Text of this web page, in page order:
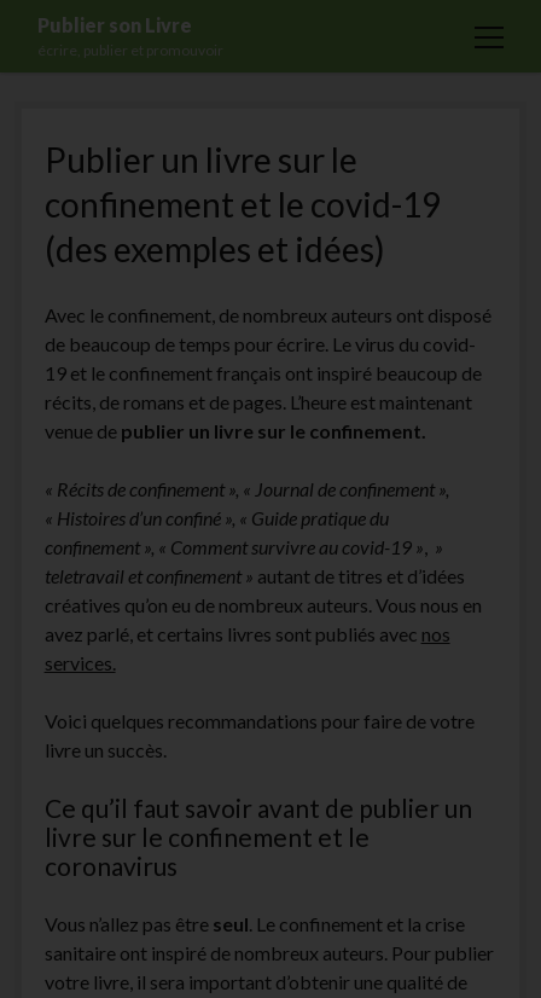
Publier son Livre
écrire, publier et promouvoir
open
Formations
Services
Blog
Maisons d’édition
Ecriture
Actualités
Contact
facebookinstagramyoutube
Publier un livre sur le
confinement et le covid-19
(des exemples et idées)
Avec le confinement, de nombreux auteurs ont disposé
de beaucoup de temps pour écrire. Le virus du covid-
19 et le confinement français ont inspiré beaucoup de
récits, de romans et de pages. L’heure est maintenant
venue de publier un livre sur le confinement.
« Récits de confinement », « Journal de confinement »,
« Histoires d’un confiné », « Guide pratique du
confinement », « Comment survivre au covid-19 », »
teletravail et confinement » autant de titres et d’idées
créatives qu’on eu de nombreux auteurs. Vous nous en
avez parlé, et certains livres sont publiés avec nos
services.
Voici quelques recommandations pour faire de votre
livre un succès.
Ce qu’il faut savoir avant de publier un
livre sur le confinement et le
coronavirus
Vous n’allez pas être seul. Le confinement et la crise
sanitaire ont inspiré de nombreux auteurs. Pour publier
votre livre, il sera important d’obtenir une qualité de